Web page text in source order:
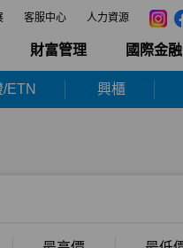
客服中心 人力資源
財富管理 國際金融
ETN 興櫃